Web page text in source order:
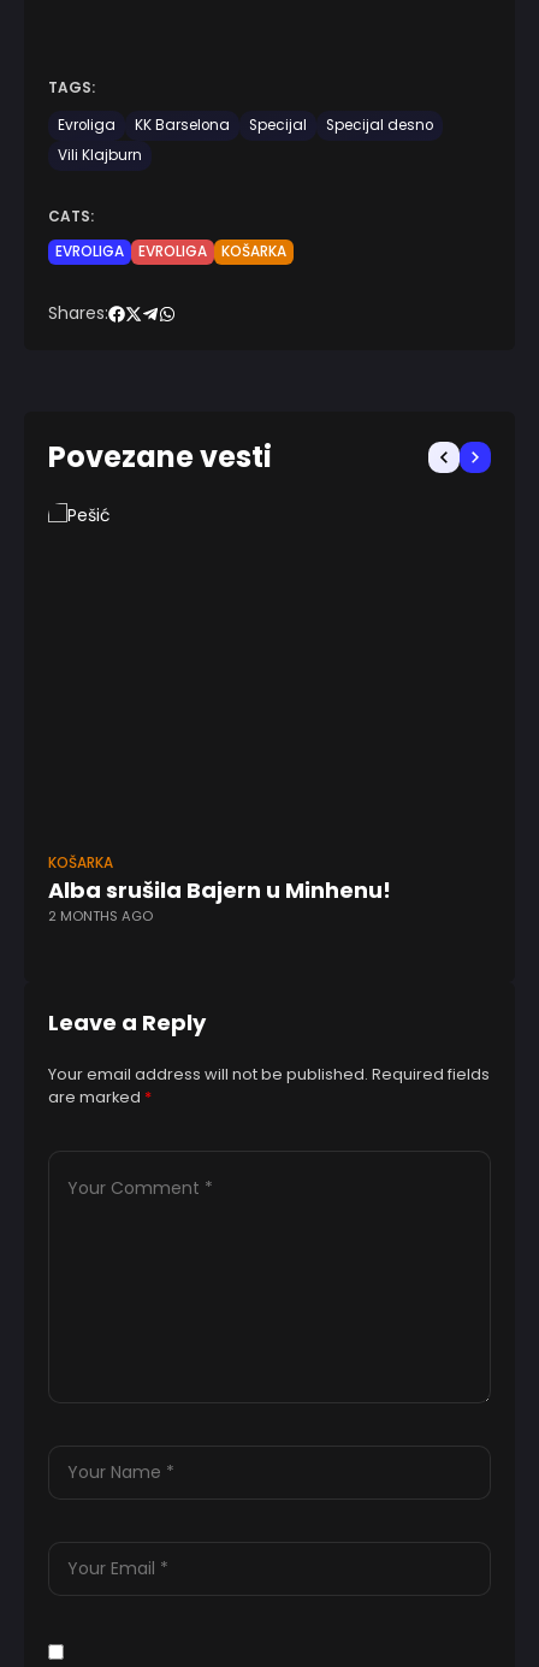
TAGS:
Evroliga
KK Barselona Specijal
Specijal desno
Vili Klajburn
CATS:
EVROLIGA
EVROLIGA KOŠARKA
Shares:
Povezane vesti
KOŠARKA
Alba srušila Bajern u Minhenu!
2 MONTHS AGO
Leave a Reply
Your email address will not be published. Required fields
are marked *